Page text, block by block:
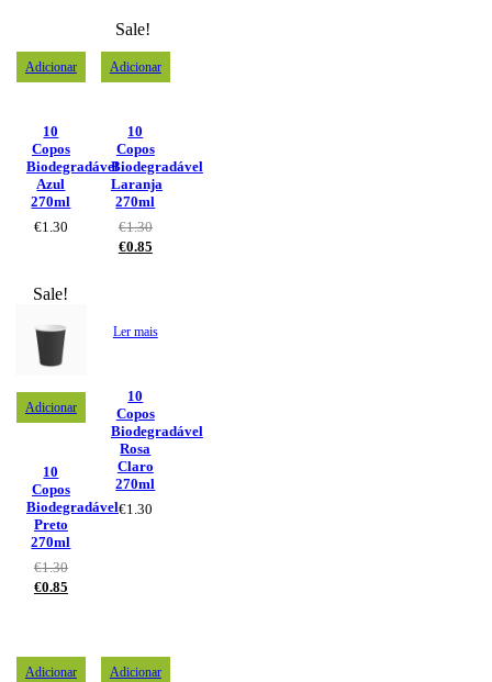
Adicionar
10
Copos
Biodegradável
Azul
270ml
€1.30
Sale!
Adicionar
10
Copos
Biodegradável
Laranja
270ml
€1.30
€0.85
Sale!
Adicionar
10
Copos
Biodegradável
Preto
270ml
€1.30
€0.85
Ler mais
10
Copos
Biodegradável
Rosa
Claro
270ml
€1.30
Adicionar Adicionar